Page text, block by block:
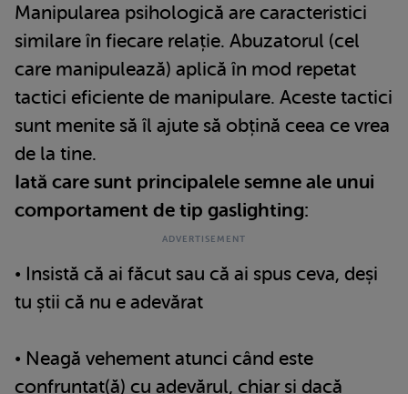
Manipularea psihologică are caracteristici
similare în fiecare relație. Abuzatorul (cel
care manipulează) aplică în mod repetat
tactici eficiente de manipulare. Aceste tactici
sunt menite să îl ajute să obțină ceea ce vrea
de la tine.
Iată care sunt principalele semne ale unui
comportament de tip gaslighting:
• Insistă că ai făcut sau că ai spus ceva, deși
tu știi că nu e adevărat
• Neagă vehement atunci când este
confruntat(ă) cu adevărul, chiar și dacă